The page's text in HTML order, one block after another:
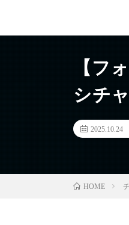
【フ
シチ
2025.10.24
HOME